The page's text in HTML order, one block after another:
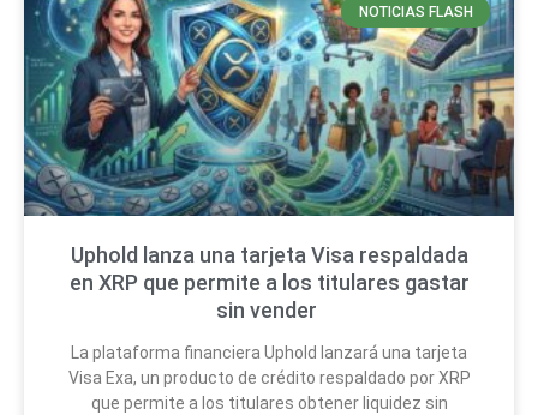
NOTICIAS FLASH
Uphold lanza una tarjeta Visa respaldada
en XRP que permite a los titulares gastar
sin vender
La plataforma financiera Uphold lanzará una tarjeta
Visa Exa, un producto de crédito respaldado por XRP
que permite a los titulares obtener liquidez sin